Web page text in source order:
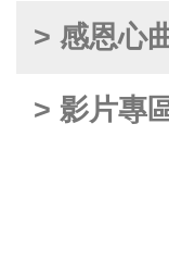
> 感恩心
> 影片專